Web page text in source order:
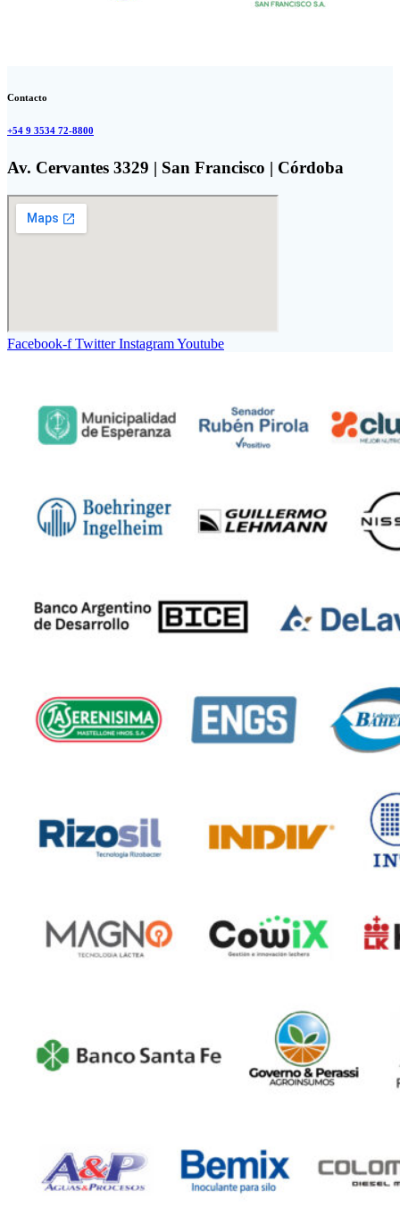
Contacto
+54 9 3534 72-8800
Av. Cervantes 3329 | San Francisco | Córdoba
Facebook-f Twitter InstagramYoutube